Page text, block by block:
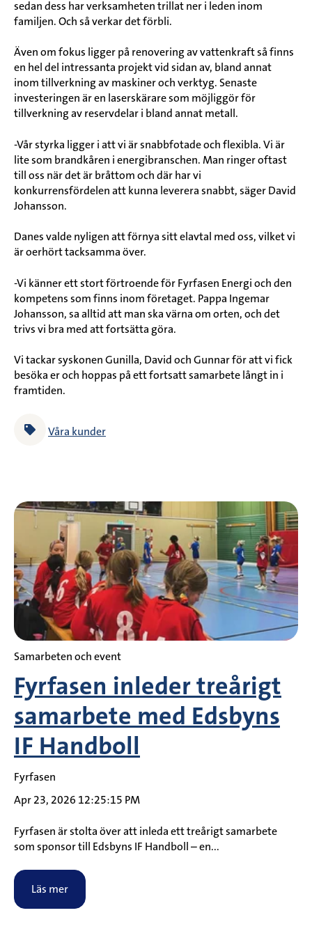
sedan dess har verksamheten trillat ner i leden inom
familjen. Och så verkar det förbli.
Även om fokus ligger på renovering av vattenkraft så finns
en hel del intressanta projekt vid sidan av, bland annat
inom tillverkning av maskiner och verktyg. Senaste
investeringen är en laserskärare som möjliggör för
tillverkning av reservdelar i bland annat metall.
-Vår styrka ligger i att vi är snabbfotade och flexibla. Vi är
lite som brandkåren i energibranschen. Man ringer oftast
till oss när det är bråttom och där har vi
konkurrensfördelen att kunna leverera snabbt, säger David
Johansson.
Danes valde nyligen att förnya sitt elavtal med oss, vilket vi
är oerhört tacksamma över.
-Vi känner ett stort förtroende för Fyrfasen Energi och den
kompetens som finns inom företaget. Pappa Ingemar
Johansson, sa alltid att man ska värna om orten, och det
trivs vi bra med att fortsätta göra.
Vi tackar syskonen Gunilla, David och Gunnar för att vi fick
besöka er och hoppas på ett fortsatt samarbete långt in i
framtiden.
Våra kunder
Samarbeten och event
Fyrfasen inleder treårigt
samarbete med Edsbyns
IF Handboll
Fyrfasen
Apr 23, 2026 12:25:15 PM
Fyrfasen är stolta över att inleda ett treårigt samarbete
som sponsor till Edsbyns IF Handboll – en...
Läs mer